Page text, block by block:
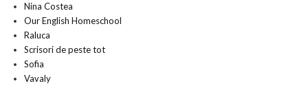
Nina Costea
Our English Homeschool
Raluca
Scrisori de peste tot
Sofia
Vavaly